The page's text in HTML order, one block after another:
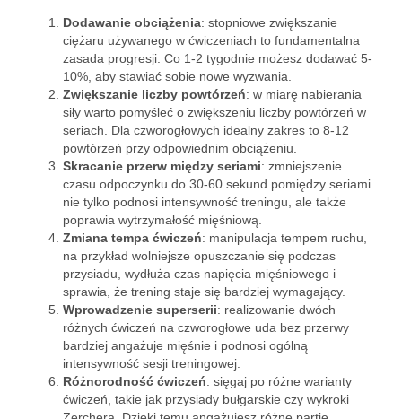
Dodawanie obciążenia: stopniowe zwiększanie
ciężaru używanego w ćwiczeniach to fundamentalna
zasada progresji. Co 1-2 tygodnie możesz dodawać 5-
10%, aby stawiać sobie nowe wyzwania.
Zwiększanie liczby powtórzeń: w miarę nabierania
siły warto pomyśleć o zwiększeniu liczby powtórzeń w
seriach. Dla czworogłowych idealny zakres to 8-12
powtórzeń przy odpowiednim obciążeniu.
Skracanie przerw między seriami: zmniejszenie
czasu odpoczynku do 30-60 sekund pomiędzy seriami
nie tylko podnosi intensywność treningu, ale także
poprawia wytrzymałość mięśniową.
Zmiana tempa ćwiczeń: manipulacja tempem ruchu,
na przykład wolniejsze opuszczanie się podczas
przysiadu, wydłuża czas napięcia mięśniowego i
sprawia, że trening staje się bardziej wymagający.
Wprowadzenie superserii: realizowanie dwóch
różnych ćwiczeń na czworogłowe uda bez przerwy
bardziej angażuje mięśnie i podnosi ogólną
intensywność sesji treningowej.
Różnorodność ćwiczeń: sięgaj po różne warianty
ćwiczeń, takie jak przysiady bułgarskie czy wykroki